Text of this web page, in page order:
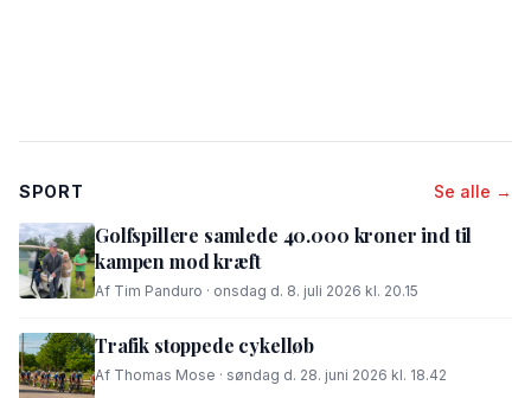
SPORT Se alle →
Golfspillere samlede 40.000 kroner ind til
kampen mod kræft
Af Tim Panduro · onsdag d. 8. juli 2026 kl. 20.15
Trafik stoppede cykelløb
Af Thomas Mose · søndag d. 28. juni 2026 kl. 18.42